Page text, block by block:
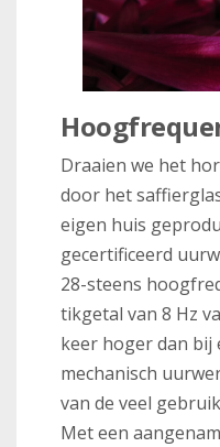
Draaien we het
door het
eigen huis
gecertificeerd
28-steens
tikgetal van 8 Hz
keer hoger dan bij
mechanisch
van de veel
Met een